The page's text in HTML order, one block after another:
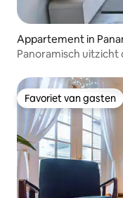
Appartement in
Panoramisch uitzicht
Favoriet van gasten
Favoriet van gasten